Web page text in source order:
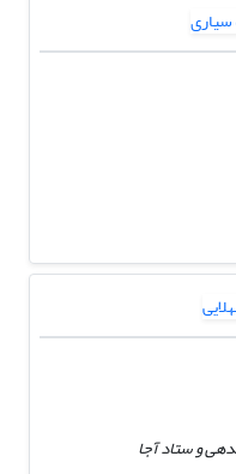
و ستاد آجا